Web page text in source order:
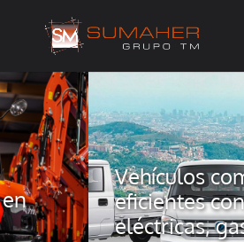
DFSK
Vehículos comerciales
eficientes con
eléctricas, gasolina y